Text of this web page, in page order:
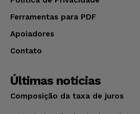
Ferramentas para PDF
Apoiadores
Contato
Últimas notícias
Composição da taxa de juros